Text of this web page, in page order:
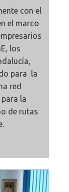
con el
el marco
los
para la
red
la
de rutas